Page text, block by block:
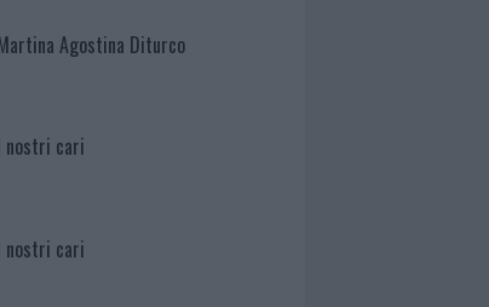
Agostina Diturco
nostri cari
nostri cari